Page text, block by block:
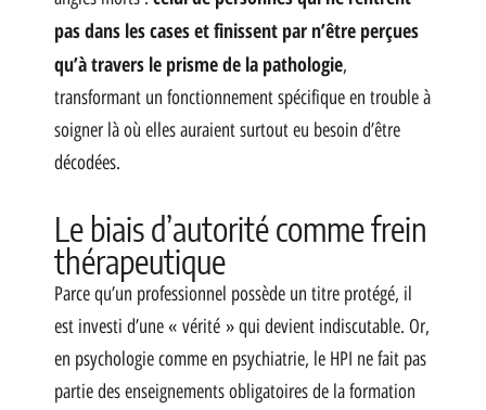
pas dans les cases et finissent par n’être perçues
qu’à travers le prisme de la pathologie,
transformant un fonctionnement spécifique en trouble à
soigner là où elles auraient surtout eu besoin d’être
décodées.
Le biais d’autorité comme frein
thérapeutique
Parce qu’un professionnel possède un titre protégé, il
est investi d’une « vérité » qui devient indiscutable. Or,
en psychologie comme en psychiatrie, le HPI ne fait pas
partie des enseignements obligatoires de la formation